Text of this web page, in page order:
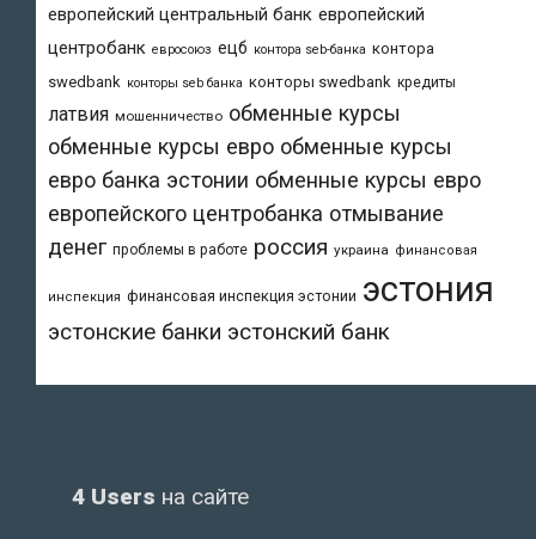
европейский центральный банк европейский
центробанк евросоюз ецб контора seb-банка контора
swedbank конторы seb банка конторы swedbank кредиты
латвия мошенничество обменные курсы
обменные курсы евро обменные курсы
евро банка эстонии обменные курсы евро
европейского центробанка отмывание
денег проблемы в работе россия украина финансовая
инспекция финансовая инспекция эстонии эстония
эстонские банки эстонский банк
4 Users на сайте